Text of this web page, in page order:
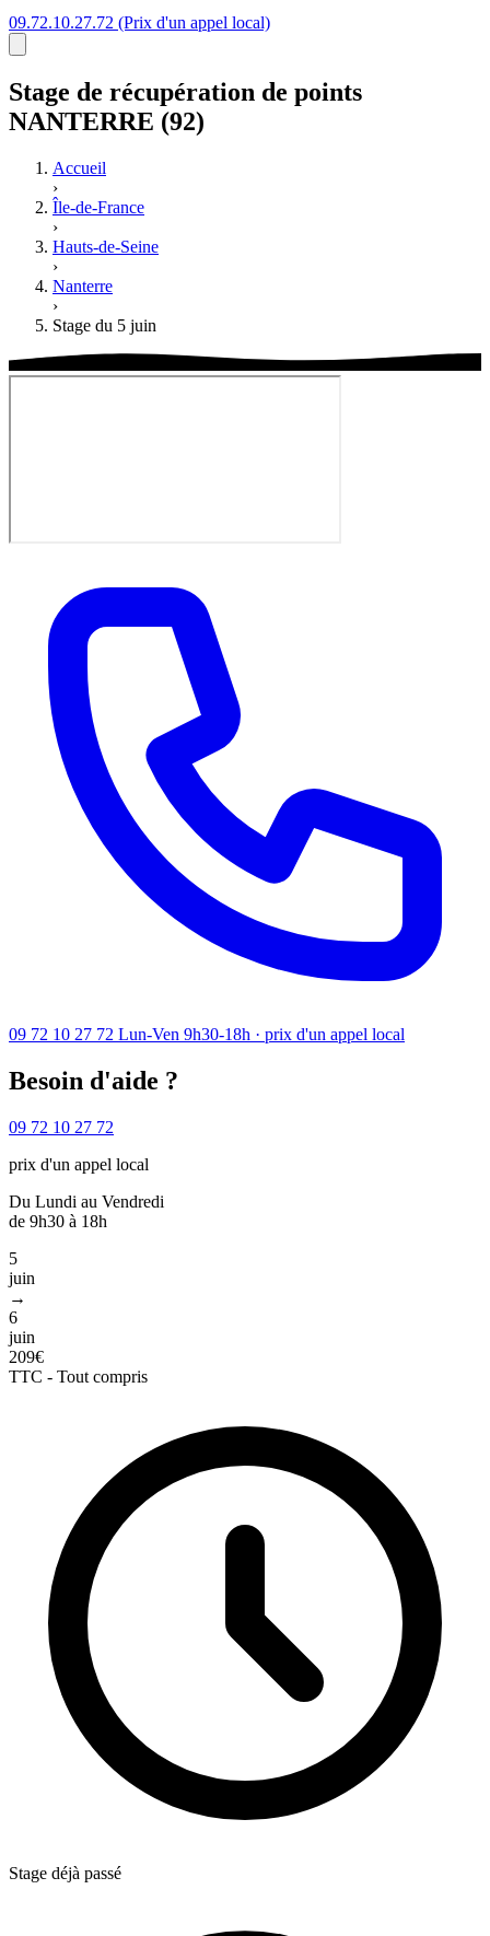
09.72.10.27.72 (Prix d'un appel local)
Stage de récupération de points
NANTERRE (92)
Accueil
›
Île-de-France
›
Hauts-de-Seine
›
Nanterre
›
Stage du 5 juin
09 72 10 27 72 Lun-Ven 9h30-18h · prix d'un appel local
Besoin d'aide ?
09 72 10 27 72
prix d'un appel local
Du Lundi au Vendredi
de 9h30 à 18h
5
juin
→
6
juin
209€
TTC - Tout compris
Stage déjà passé